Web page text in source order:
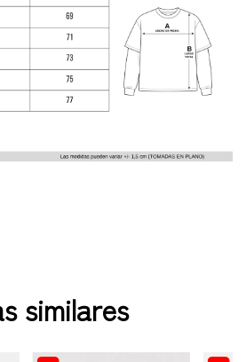
similares